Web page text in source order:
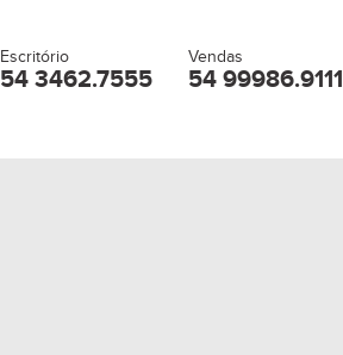
Escritório
54 3462.7555
Vendas
54 99986.9111